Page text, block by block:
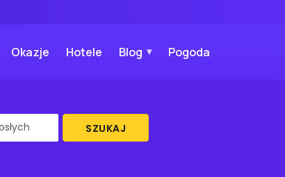
Okazje Hotele Blog Pogoda
SZUKAJ